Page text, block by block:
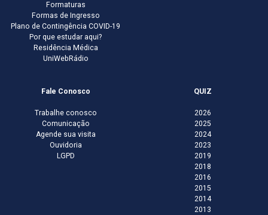
Formaturas
Formas de Ingresso
Plano de Contingência COVID-19
Por que estudar aqui?
Residência Médica
UniWebRádio
Fale Conosco
Trabalhe conosco
Comunicação
Agende sua visita
Ouvidoria
LGPD
QUIZ
2026
2025
2024
2023
2019
2018
2016
2015
2014
2013